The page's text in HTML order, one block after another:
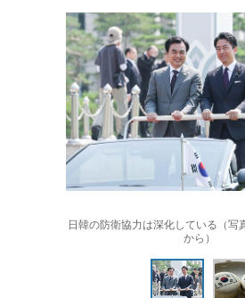
日韓の防衛協力は深化している（写
から）